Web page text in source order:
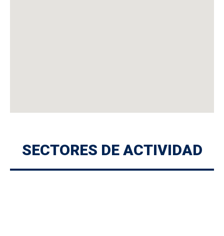
SECTORES DE ACTIVIDAD